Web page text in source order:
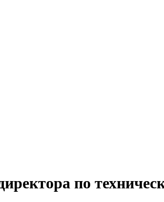
по